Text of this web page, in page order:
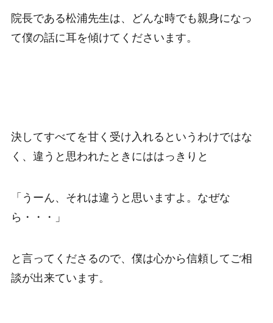
院長である松浦先生は、どんな時でも親身になっ
て僕の話に耳を傾けてくださいます。
決してすべてを甘く受け入れるというわけではな
く、違うと思われたときにははっきりと
「うーん、それは違うと思いますよ。なぜな
ら・・・」
と言ってくださるので、僕は心から信頼してご相
談が出来ています。